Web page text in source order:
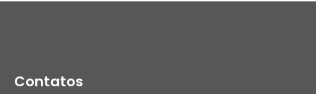
Contatos